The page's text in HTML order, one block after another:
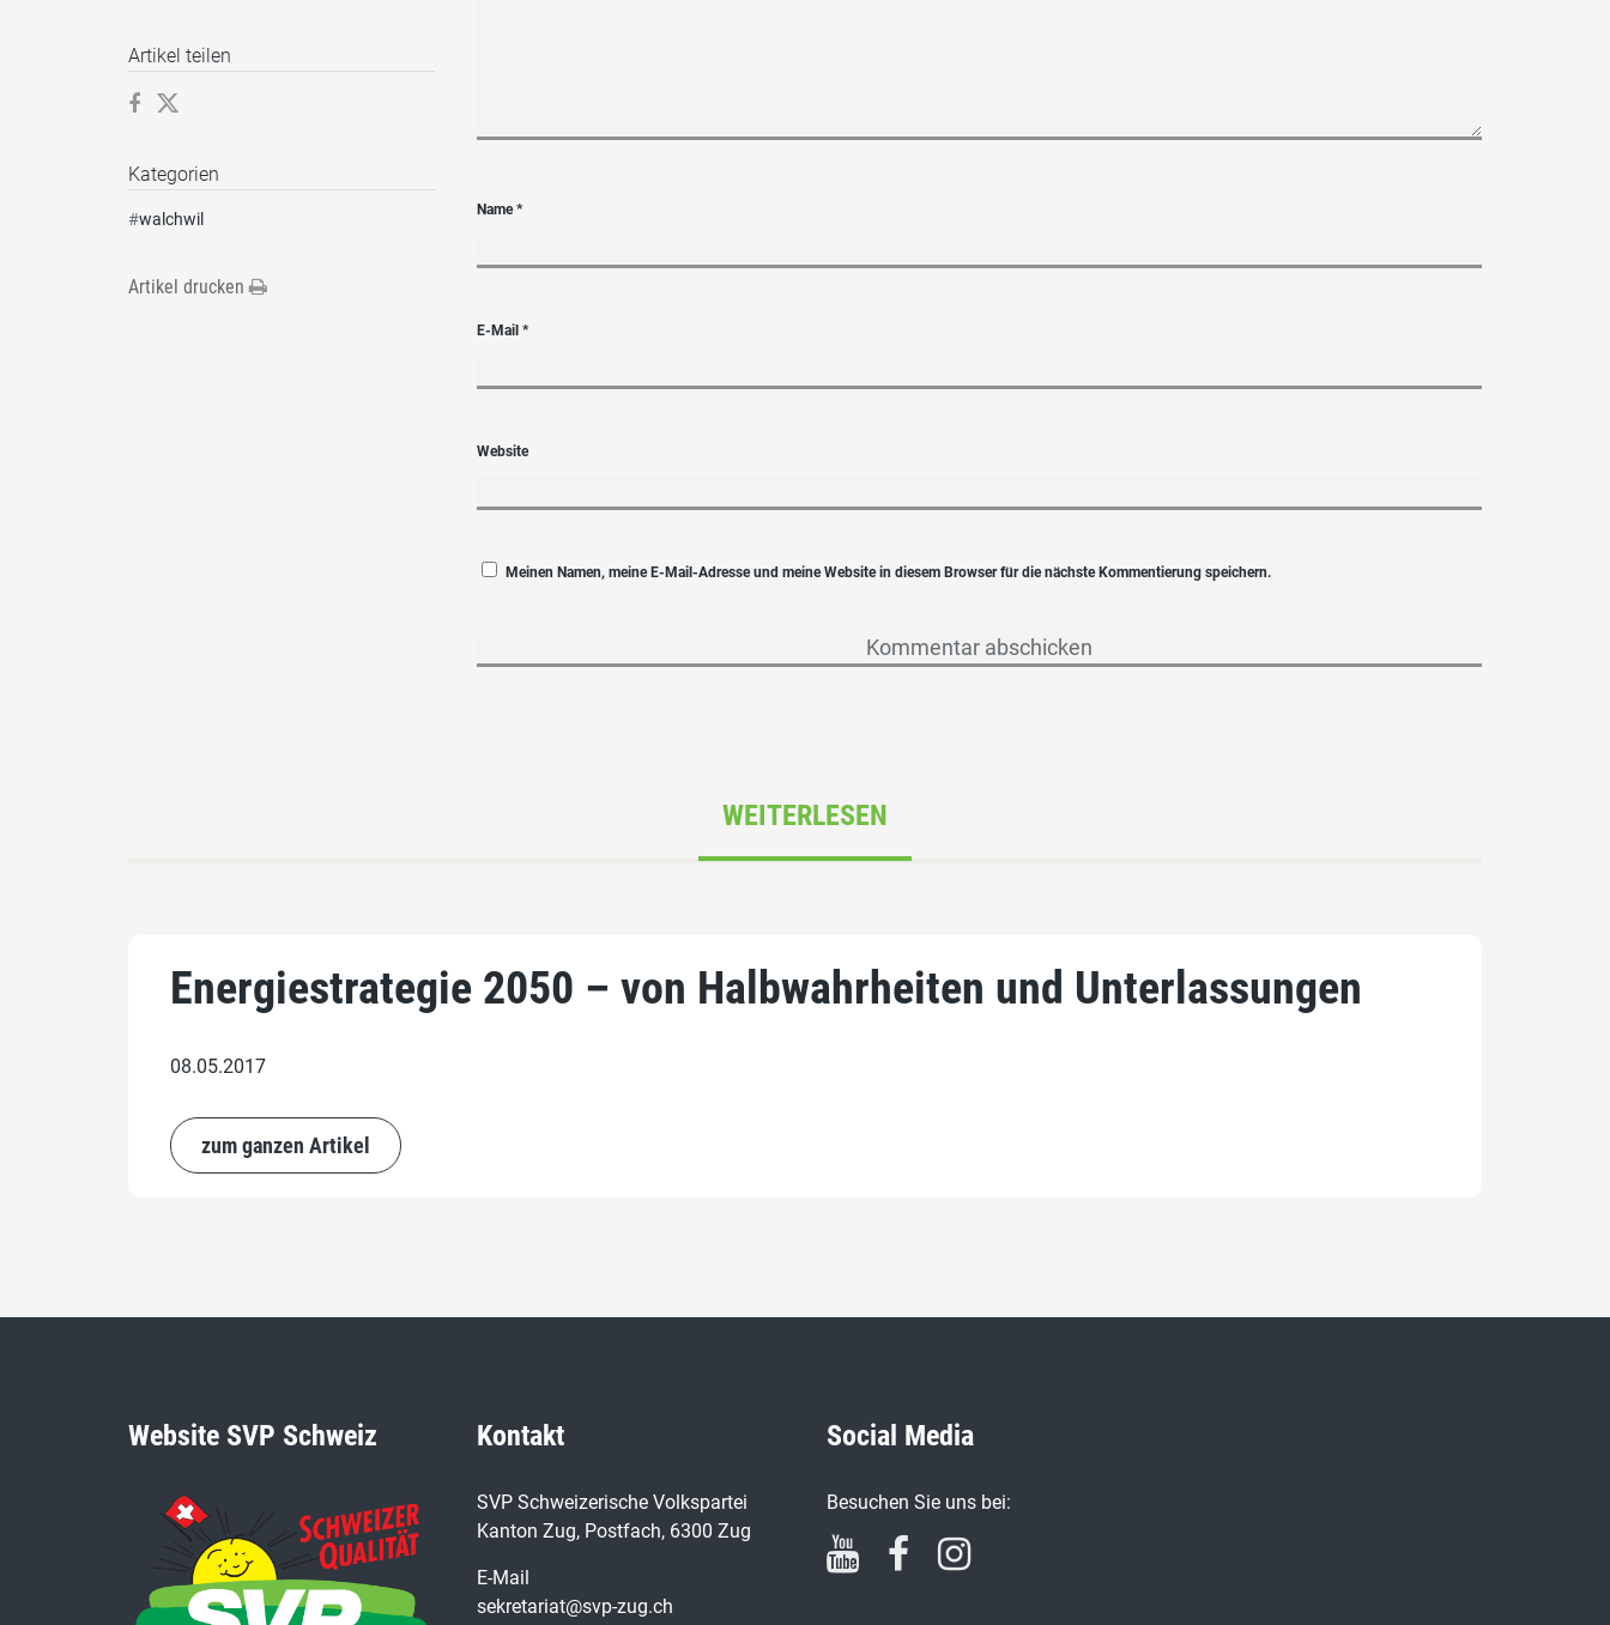
Name*
E-Mail*
Website
Meinen Namen, meine E-Mail-Adresse und meine Website in diesem Browser für die nächste Kommentierung speichern.
Artikel teilen
Kategorien
#walchwil
Artikel drucken
WEITERLESEN
Energiestrategie 2050 – von Halbwahrheiten und Unterlassungen
08.05.2017
zum ganzen Artikel
Website SVP Schweiz Kontakt
SVP Schweizerische Volkspartei
Kanton Zug, Postfach, 6300 Zug
E-Mail
sekretariat@svp-zug.ch
Social Media
Besuchen Sie uns bei: